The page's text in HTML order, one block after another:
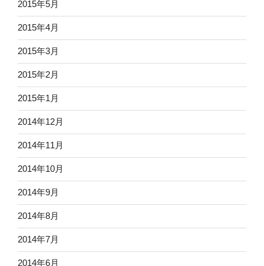
2015年5月
2015年4月
2015年3月
2015年2月
2015年1月
2014年12月
2014年11月
2014年10月
2014年9月
2014年8月
2014年7月
2014年6月